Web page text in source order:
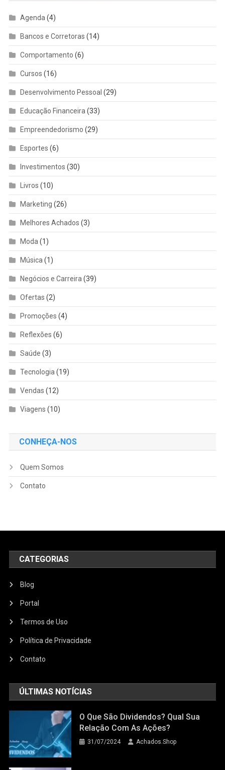
Agenda(4)
Bancos e Corretoras (14)
Comportamento (6)
Cursos (16)
Desenvolvimento Pessoal (29)
Educação Financeira(33)
Empreendedorismo (29)
Esportes (6)
Investimentos (30)
Livros (10)
Marketing (26)
Melhores Achados (3)
Moda(1)
Música(1)
Negócios e Carreira(39)
Ofertas (2)
Promoções (4)
Reflexões (6)
Saúde (3)
Tecnologia(19)
Vendas (12)
Viagens (10)
CONHEÇA-NOS
Quem Somos
Contato
CATEGORIAS
Blog
Portal
Termos de Uso
Política de Privacidade
Contato
ÚLTIMAS NOTÍCIAS
O Que São Dividendos? Qual Sua
Relação Com As Ações?
31/07/2024 Achados.Shop